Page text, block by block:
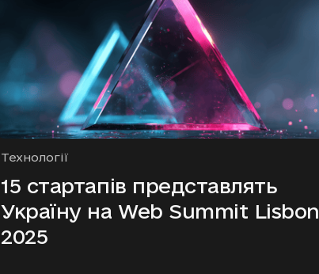
Рубрики
Технології
15 стартапів представлять
Україну на Web Summit Lisbon
2025